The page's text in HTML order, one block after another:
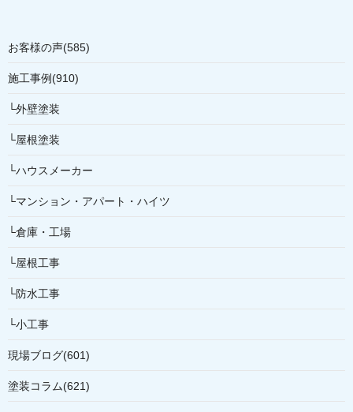
お客様の声(585)
施工事例(910)
└外壁塗装
└屋根塗装
└ハウスメーカー
└マンション・アパート・ハイツ
└倉庫・工場
└屋根工事
└防水工事
└小工事
現場ブログ(601)
塗装コラム(621)